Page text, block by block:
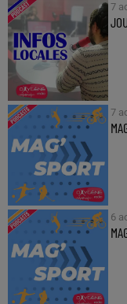
7
7
6